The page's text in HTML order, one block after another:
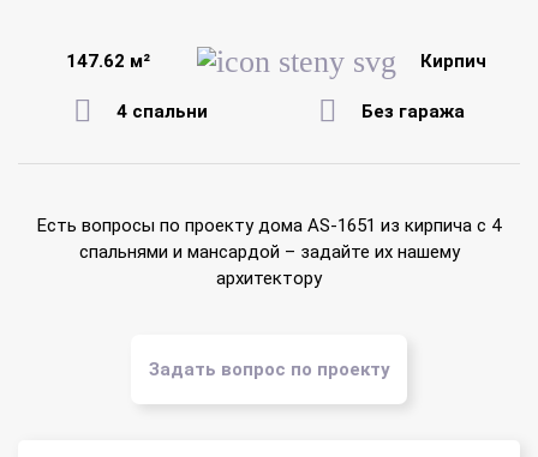
147.62 м² Кирпич
4 спальни Без гаража
Есть вопросы по проекту дома AS-1651 из кирпича с 4
спальнями и мансардой – задайте их нашему
архитектору
Задать вопрос по проекту